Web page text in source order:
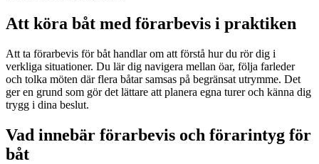
Att köra båt med förarbevis i praktiken
Att ta förarbevis för båt handlar om att förstå hur du rör dig i
verkliga situationer. Du lär dig navigera mellan öar, följa farleder
och tolka möten där flera båtar samsas på begränsat utrymme. Det
ger en grund som gör det lättare att planera egna turer och känna dig
trygg i dina beslut.
Vad innebär förarbevis och förarintyg för
båt